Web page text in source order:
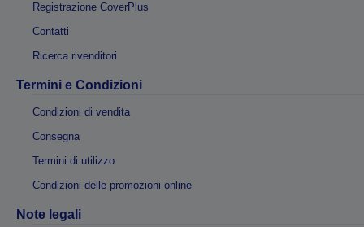
Registrazione CoverPlus
Contatti
Ricerca rivenditori
Termini e Condizioni
Condizioni di vendita
Consegna
Termini di utilizzo
Condizioni delle promozioni online
Note legali